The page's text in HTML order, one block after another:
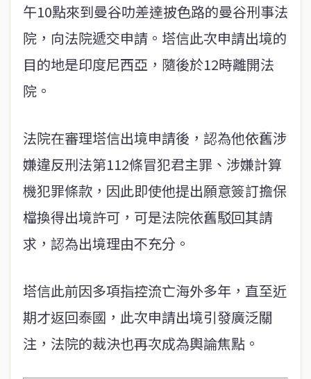
午10點來到曼谷叻差達披色路的曼谷刑事法
院，向法院遞交申請。塔信此次申請出境的
目的地是印度尼西亞，隨後於12時離開法
院。
法院在審理塔信出境申請後，認為他依舊涉
嫌違反刑法第112條冒犯君主罪、涉嫌計算
機犯罪條款，因此即使他提出願意簽訂擔保
檔換得出境許可，可是法院依舊駁回其請
求，認為出境理由不充分。
塔信此前因多項指控流亡海外多年，直至近
期才返回泰國，此次申請出境引發廣泛關
注，法院的裁決也再次成為輿論焦點。